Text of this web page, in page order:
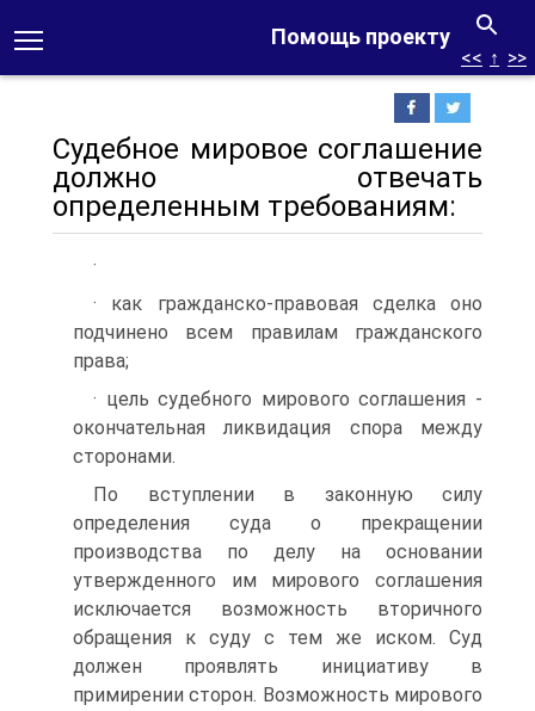
Помощь проекту
<< ↑ >>
Судебное мировое соглашение
должно отвечать
определенным требованиям:
·
· как гражданско-правовая сделка оно
подчинено всем правилам гражданского
права;
· цель судебного мирового соглашения -
окончательная ликвидация спора между
сторонами.
По вступлении в законную силу
определения суда о прекращении
производства по делу на основании
утвержденного им мирового соглашения
исключается возможность вторичного
обращения к суду с тем же иском. Суд
должен проявлять инициативу в
примирении сторон. Возможность мирового